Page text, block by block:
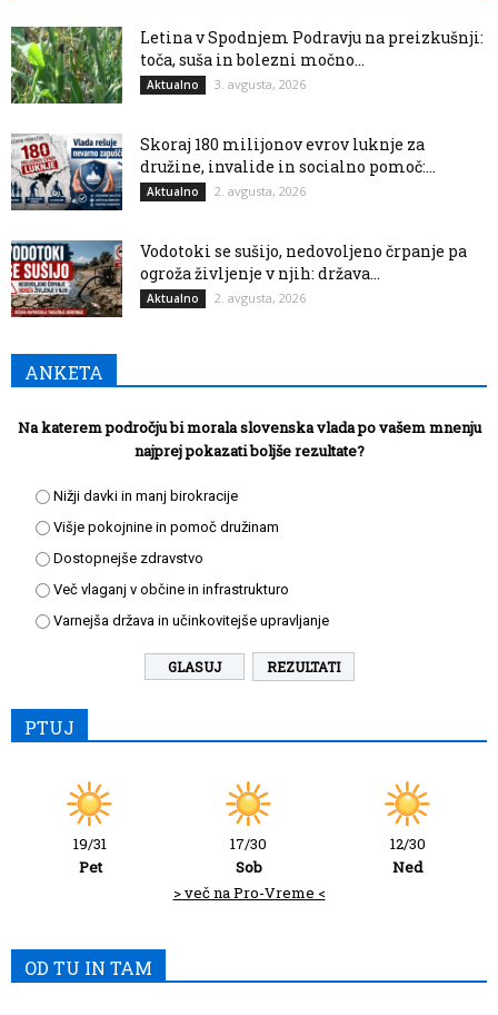
Letina v Spodnjem Podravju na preizkušnji:
toča, suša in bolezni močno...
Aktualno 3. avgusta, 2026
Skoraj 180 milijonov evrov luknje za
družine, invalide in socialno pomoč:...
Aktualno 2. avgusta, 2026
Vodotoki se sušijo, nedovoljeno črpanje pa
ogroža življenje v njih: država...
Aktualno 2. avgusta, 2026
ANKETA
Na katerem področju bi morala slovenska vlada po vašem mnenju
najprej pokazati boljše rezultate?
Nižji davki in manj birokracije
Višje pokojnine in pomoč družinam
Dostopnejše zdravstvo
Več vlaganj v občine in infrastrukturo
Varnejša država in učinkovitejše upravljanje
REZULTATI
PTUJ
19/31
Pet
17/30
Sob
12/30
Ned
> več na Pro-Vreme <
OD TU IN TAM